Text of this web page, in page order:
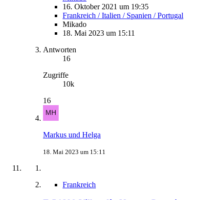
16. Oktober 2021 um 19:35
Frankreich / Italien / Spanien / Portugal
Mikado
18. Mai 2023 um 15:11
Antworten
16
Zugriffe
10k
16
Markus und Helga
18. Mai 2023 um 15:11
Frankreich